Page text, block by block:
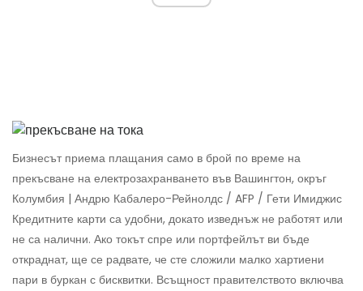
Бизнесът приема плащания само в брой по време на
прекъсване на електрозахранването във Вашингтон, окръг
Колумбия | Андрю Кабалеро-Рейнолдс / AFP / Гети Имиджис
Кредитните карти са удобни, докато изведнъж не работят или
не са налични. Ако токът спре или портфейлът ви бъде
откраднат, ще се радвате, че сте сложили малко хартиени
пари в буркан с бисквитки. Всъщност правителството включва